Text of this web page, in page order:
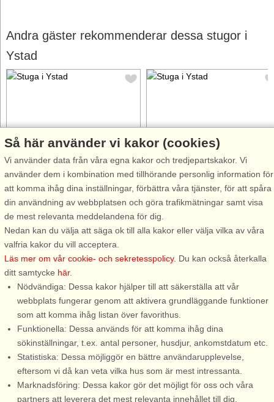
Andra gäster rekommenderar dessa stugor i
Ystad
Stugnr: 70110
Ystad
4 personer, 83 m²
300 m till sjö/hav:.
En av Sveriges mest populära
semesterorter är Ystads
Sandskog. Sandskogen ligger
strax utanför Ystad och här på
sydkusten möts ni av riktigt fina
och bra stränder längs en lång,
lång sträcka. Ert
semesterhus ...
från 7.148 SEK
Stugnr: 63740
Ystad
6 personer, 82 m²
600 m till sjö/hav:.
Omsorgsfullt renoverad stuga i
Ystad Sandskogen – natur,
Välkommen till en smakfullt
Ystad Sandskogen, vackert
belägen på en riktig
naturtomt ...
från 9.038 SEK
Så här använder vi kakor (cookies)
Vi använder data från våra egna kakor och tredjepartskakor. Vi
använder dem i kombination med tillhörande personlig information för
att komma ihåg dina inställningar, förbättra våra tjänster, för att spåra
din användning av webbplatsen och göra trafikmätningar samt visa
de mest relevanta meddelandena för dig.
Nedan kan du välja att säga ok till alla kakor eller välja vilka av våra
valfria kakor du vill acceptera.
Läs mer om vår cookie- och sekretesspolicy. Du kan också återkalla
ditt samtycke här.
Nödvändiga: Dessa kakor hjälper till att säkerställa att vår
webbplats fungerar genom att aktivera grundläggande funktioner
som att komma ihåg listan över favorithus.
Funktionella: Dessa används för att komma ihåg dina
sökinställningar, t.ex. antal personer, husdjur, ankomstdatum etc.
Statistiska: Dessa möjliggör en bättre användarupplevelse,
eftersom vi då kan veta vilka hus som är mest intressanta.
Marknadsföring: Dessa kakor gör det möjligt för oss och våra
partners att leverera det mest relevanta innehållet till dig.